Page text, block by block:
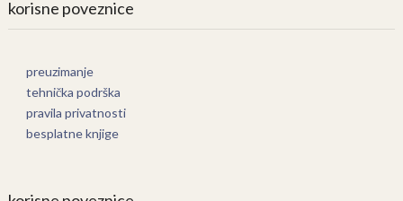
korisne poveznice
preuzimanje
tehnička podrška
pravila privatnosti
besplatne knjige